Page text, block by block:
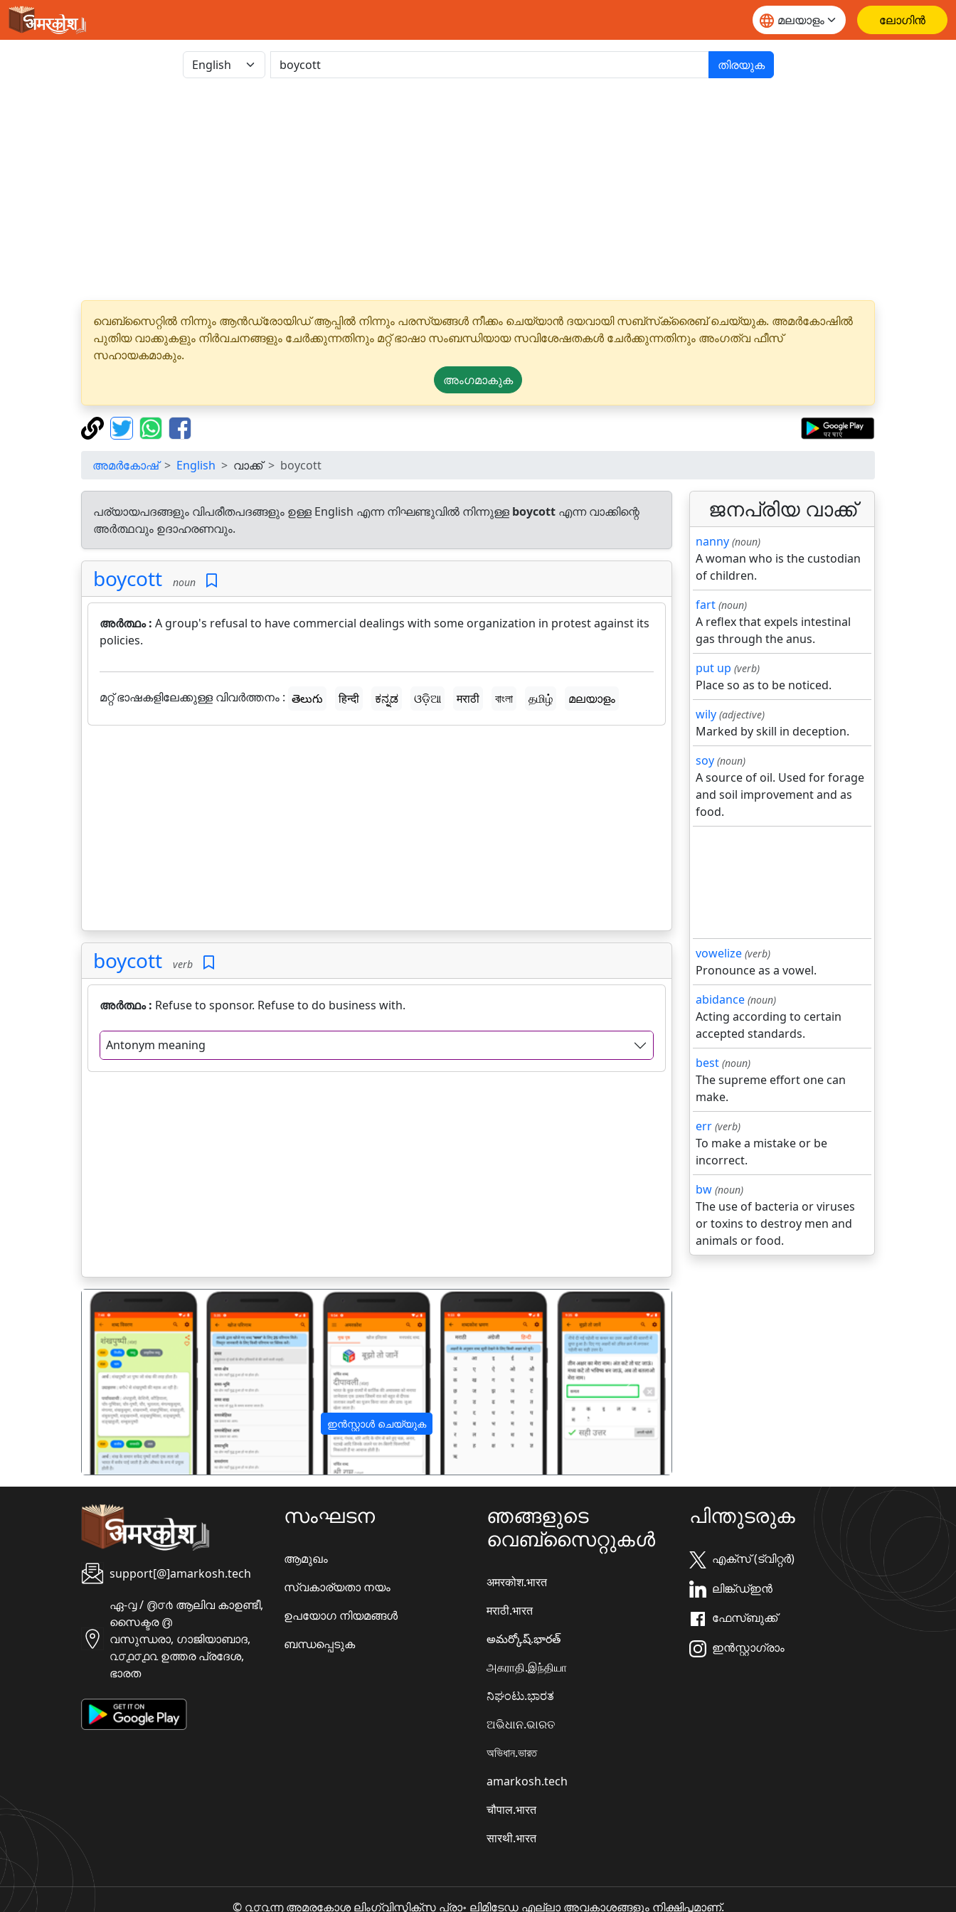
ലോഗിൻ
തിരയുക
വെബ്‌സൈറ്റിൽ നിന്നും ആൻഡ്രോയിഡ് ആപ്പിൽ നിന്നും പരസ്യങ്ങൾ നീക്കം ചെയ്യാൻ ദയവായി സബ്‌സ്‌ക്രൈബ് ചെയ്യുക. അമർകോഷിൽ
പുതിയ വാക്കുകളും നിർവചനങ്ങളും ചേർക്കുന്നതിനും മറ്റ് ഭാഷാ സംബന്ധിയായ സവിശേഷതകൾ ചേർക്കുന്നതിനും അംഗത്വ ഫീസ്
സഹായകമാകും.
അംഗമാകുക
അമർകോഷ് English വാക്ക് boycott
പര്യായപദങ്ങളും വിപരീതപദങ്ങളും ഉള്ള English എന്ന നിഘണ്ടുവിൽ നിന്നുള്ള boycott എന്ന വാക്കിന്റെ
അർത്ഥവും ഉദാഹരണവും.
boycott noun
അർത്ഥം : A group's refusal to have commercial dealings with some organization in protest against its
policies.
മറ്റ് ഭാഷകളിലേക്കുള്ള വിവർത്തനം : తెలుగు हिन्दी ಕನ್ನಡ ଓଡ଼ିଆ मराठी বাংলা தமிழ் മലയാളം
boycott verb
അർത്ഥം : Refuse to sponsor. Refuse to do business with.
Antonym meaning
ഇൻസ്റ്റാൾ ചെയ്യുക
पिछला अगला
ജനപ്രിയ വാക്ക്
nanny (noun)
A woman who is the custodian
of children.
fart (noun)
A reflex that expels intestinal
gas through the anus.
put up (verb)
Place so as to be noticed.
wily (adjective)
Marked by skill in deception.
soy (noun)
A source of oil. Used for forage
and soil improvement and as
food.
vowelize (verb)
Pronounce as a vowel.
abidance (noun)
Acting according to certain
accepted standards.
best (noun)
The supreme effort one can
make.
err (verb)
To make a mistake or be
incorrect.
bw (noun)
The use of bacteria or viruses
or toxins to destroy men and
animals or food.
support[@]amarkosh.tech
ഏ-൮ / ൫൦൪ ആലിവ കാഉണ്ടീ,
സൈക്ടര ൫
വസുന്ധരാ, ഗാജിയാബാദ,
൨൦൧൦൧൨ ഉത്തര പ്രദേശ,
ഭാരത
സംഘടന
ആമുഖം
സ്വകാര്യതാ നയം
ഉപയോഗ നിയമങ്ങൾ
ബന്ധപ്പെടുക
ഞങ്ങളുടെ
വെബ്സൈറ്റുകൾ
अमरकोश.भारत
मराठी.भारत
అమర్కోష్.భారత్
அகராதி.இந்தியா
ನಿಘಂಟು.ಭಾರತ
ଅଭିଧାନ.ଭାରତ
অভিধান.ভারত
amarkosh.tech
चौपाल.भारत
सारथी.भारत
പിന്തുടരുക
എക്സ് (ട്വിറ്റർ)
ലിങ്ക്ഡ്ഇൻ
ഫേസ്ബുക്ക്
ഇൻസ്റ്റാഗ്രാം
© ൨൦൨൬ അമരകോശ ലിംഗ്വിസ്ടിക്സ പ്രാ॰ ലിമിടേഡ എല്ലാ അവകാശങ്ങളും നിക്ഷിപ്തമാണ്.